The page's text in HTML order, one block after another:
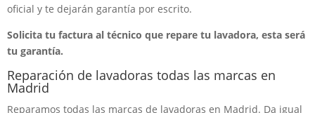
oficial y te dejarán garantía por escrito.
Solicita tu factura al técnico que repare tu lavadora, esta será
tu garantía.
Reparación de lavadoras todas las marcas en
Madrid
Reparamos todas las marcas de lavadoras en Madrid. Da igual